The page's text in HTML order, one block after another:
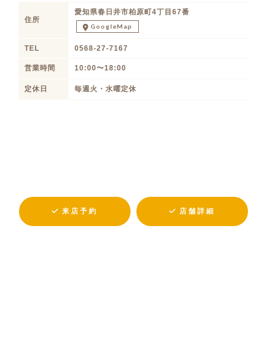
住所
愛知県春日井市柏原町4丁目67番
GoogleMap
TEL 0568-27-7167
営業時間 10:00〜18:00
定休日 毎週火・水曜定休
来店予約 店舗詳細